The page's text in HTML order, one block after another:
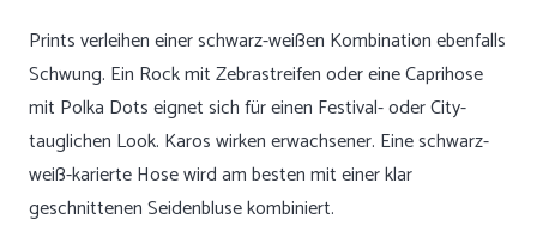
Prints verleihen einer schwarz-weißen Kombination ebenfalls
Schwung. Ein Rock mit Zebrastreifen oder eine Caprihose
mit Polka Dots eignet sich für einen Festival- oder City-
tauglichen Look. Karos wirken erwachsener. Eine schwarz-
weiß-karierte Hose wird am besten mit einer klar
geschnittenen Seidenbluse kombiniert.